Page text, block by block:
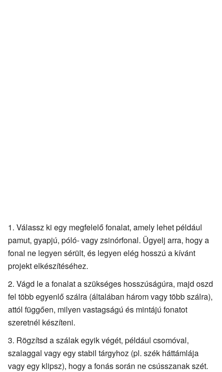
Válassz ki egy megfelelő fonalat, amely lehet például
pamut, gyapjú, póló- vagy zsinórfonal. Ügyelj arra, hogy a
fonal ne legyen sérült, és legyen elég hosszú a kívánt
projekt elkészítéséhez.
Vágd le a fonalat a szükséges hosszúságúra, majd oszd
fel több egyenlő szálra (általában három vagy több szálra),
attól függően, milyen vastagságú és mintájú fonatot
szeretnél készíteni.
Rögzítsd a szálak egyik végét, például csomóval,
szalaggal vagy egy stabil tárgyhoz (pl. szék háttámlája
vagy egy klipsz), hogy a fonás során ne csússzanak szét.